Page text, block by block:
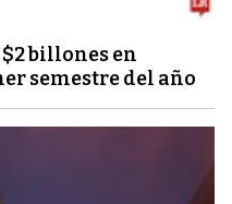
billones en
semestre del año